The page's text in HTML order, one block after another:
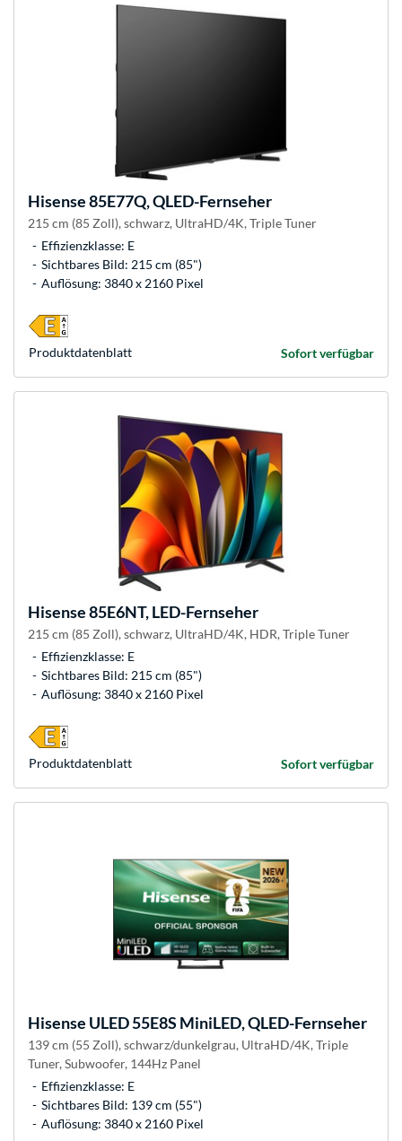
Hisense85E77Q, QLED-Fernseher
215 cm (85 Zoll), schwarz, UltraHD/4K, Triple Tuner
Effizienzklasse: E
Sichtbares Bild: 215 cm (85")
Auflösung: 3840 x 2160 Pixel
Sofort verfügbar
Produkt­datenblatt
Hisense85E6NT, LED-Fernseher
215 cm (85 Zoll), schwarz, UltraHD/4K, HDR, Triple Tuner
Effizienzklasse: E
Sichtbares Bild: 215 cm (85")
Auflösung: 3840 x 2160 Pixel
Sofort verfügbar
Produkt­datenblatt
Hisense ULED 55E8S MiniLED, QLED-Fernseher
139 cm (55 Zoll), schwarz/dunkelgrau, UltraHD/4K, Triple
Tuner, Subwoofer, 144Hz Panel
Effizienzklasse: E
Sichtbares Bild: 139 cm (55")
Auflösung: 3840 x 2160 Pixel